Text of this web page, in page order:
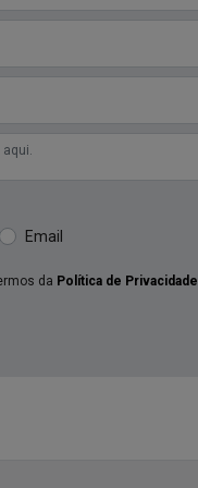
Email
da Política de Privacidade